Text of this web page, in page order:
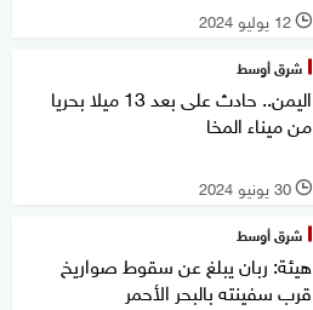
l 12 يوليو 2024
شرق أوسط
اليمن.. حادث على بعد 13 ميلا بحريا
من ميناء المخا
l 30 يونيو 2024
شرق أوسط
هيئة: ربان يبلغ عن سقوط صواريخ
قرب سفينته بالبحر الأحمر